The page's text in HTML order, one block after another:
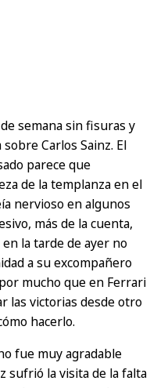
semana sin fisuras y
Carlos Sainz. El
parece que
de la templanza en el
nervioso en algunos
más de la cuenta,
la tarde de ayer no
a su excompañero
mucho que en Ferrari
las victorias desde otro
hacerlo.
fue muy agradable
sufrió la visita de la falta